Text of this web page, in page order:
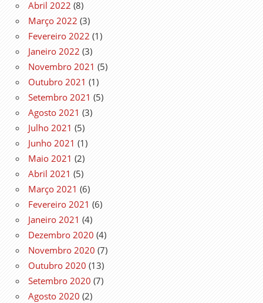
Abril 2022 (8)
Março 2022 (3)
Fevereiro 2022 (1)
Janeiro 2022 (3)
Novembro 2021 (5)
Outubro 2021 (1)
Setembro 2021 (5)
Agosto 2021 (3)
Julho 2021 (5)
Junho 2021 (1)
Maio 2021 (2)
Abril 2021 (5)
Março 2021 (6)
Fevereiro 2021 (6)
Janeiro 2021 (4)
Dezembro 2020 (4)
Novembro 2020 (7)
Outubro 2020 (13)
Setembro 2020 (7)
Agosto 2020 (2)